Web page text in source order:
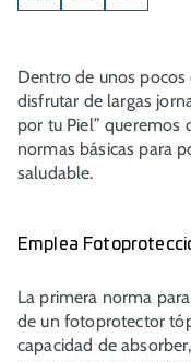
Dentro de unos
disfrutar de largas
por tu Piel”
normas básicas para
saludable.
Emplea
La primera norma
de un fotoprotector
capacidad de